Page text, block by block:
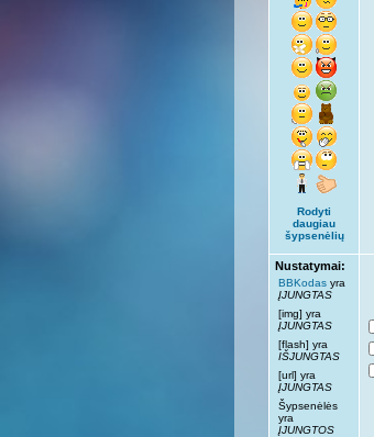
Rodyti
daugiau
šypsenėlių
Nustatymai:
BBKodas yra
ĮJUNGTAS
[img] yra
ĮJUNGTAS
[flash] yra
IŠJUNGTAS
[url] yra
ĮJUNGTAS
Šypsenėlės
yra
ĮJUNGTOS